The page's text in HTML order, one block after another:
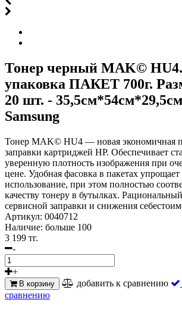
Тонер черный MAK©
упаковка ПАКЕТ 700г.
20 шт. -
Samsung
Тонер MAK© HU4 — новая экономичная
заправки картриджей HP. Обеспечивает
уверенную плотность изображения при
цене. Удобная фасовка в пакетах
использование, при этом полностью
качеству тонеру в бутылках.
сервисной заправки и снижения
Артикул: 0040712
Наличие: больше 100
3 199 тг.
-
+
В корзину добавить к сравнению
сравнению